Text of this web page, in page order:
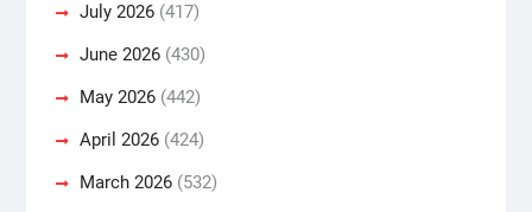
July 2026(417)
June 2026(430)
May 2026(442)
April 2026(424)
March 2026(532)